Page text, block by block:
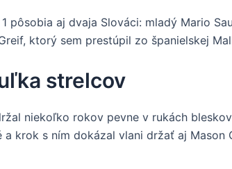
pôsobia aj dvaja Slováci: mladý Mario
ktorý sem prestúpil zo španielskej
strelcov
niekoľko rokov pevne v rukách
a krok s ním dokázal vlani držať aj